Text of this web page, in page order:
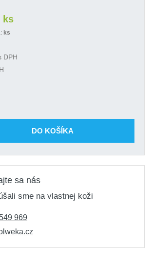
ks
ks
DPH
DO KOŠÍKA
sa nás
sme na vlastnej koži
969